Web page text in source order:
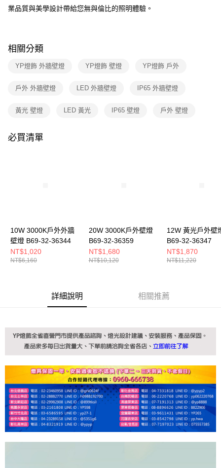
２．便利：只要手機號碼，簡訊認證，即可結帳。
結帳頁面，進行簡訊認證並確認金額後，即可完成結帳。
３．收到繳費通知簡訊後14天內，點擊此簡訊中的連結，可透過四大超商／
※ 請注意：結帳手續完成當下不需立刻繳費，但若您需要取消訂單，請聯絡
※ 交易是否成功請以「AFTEE先享後付 」之結帳頁面顯示為準，若有關於
４．使用「AFTEE先享後付」時，將依據個別帳號之用戶狀況，依本公司即
時審查核予不同之上限額度；若仍有額度不足之情形，本公司將視審查結果
請求用戶進行身份認證。
５．嚴禁一人註冊多個帳號或使用他人資訊註冊。若發現惡意使用之情形，
恩沛科技股份有限公司將有權停止該用戶之使用額度並採取法律行動。
業品質與美學設計帶給您無與倫比的照明體驗。
相關分類
YP燈飾 外牆壁燈 YP燈飾 壁燈 YP燈飾 戶外
戶外 外牆壁燈 LED 外牆壁燈 IP65 外牆壁燈
黃光 壁燈 LED 黃光 IP65 壁燈 戶外 壁燈
必買清單
10W 3000K戶外外牆
壁燈 B69-32-36344
NT$1,020
NT$6,160
20W 3000K戶外壁燈
B69-32-36359
NT$1,680
NT$10,120
12W 黃光戶外壁
B69-32-36347
NT$1,870
NT$11,220
詳細說明 相關推薦